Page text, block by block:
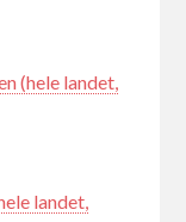
(hele landet,
landet,